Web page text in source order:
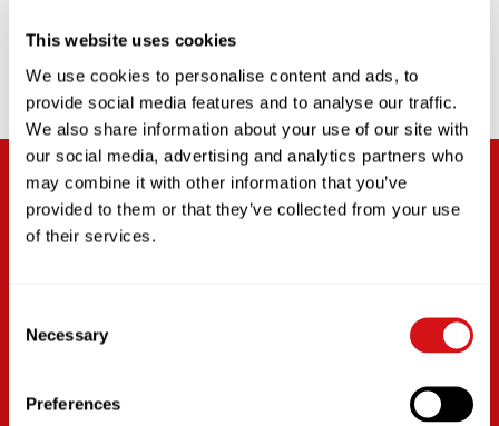
This website uses cookies
We use cookies to personalise content and ads, to
provide social media features and to analyse our traffic.
We also share information about your use of our site with
our social media, advertising and analytics partners who
may combine it with other information that you’ve
provided to them or that they’ve collected from your use
of their services.
Selection
Necessary
Preferences
SOLICITAR AHORA
Aquí es donde se unen las personas con más talento
Empresa(Obligatorio)